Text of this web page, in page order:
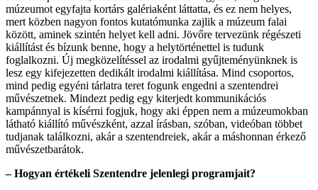
múzeumot egyfajta kortárs galériaként láttatta, és ez nem helyes,
mert közben nagyon fontos kutatómunka zajlik a múzeum falai
között, aminek szintén helyet kell adni. Jövőre tervezünk régészeti
kiállítást és bízunk benne, hogy a helytörténettel is tudunk
foglalkozni. Új megközelítéssel az irodalmi gyűjteményünknek is
lesz egy kifejezetten dedikált irodalmi kiállítása. Mind csoportos,
mind pedig egyéni tárlatra teret fogunk engedni a szentendrei
művészetnek. Mindezt pedig egy kiterjedt kommunikációs
kampánnyal is kísérni fogjuk, hogy aki éppen nem a múzeumokban
látható kiállító művészként, azzal írásban, szóban, videóban többet
tudjanak találkozni, akár a szentendreiek, akár a máshonnan érkező
művészetbarátok.
– Hogyan értékeli Szentendre jelenlegi programjait?